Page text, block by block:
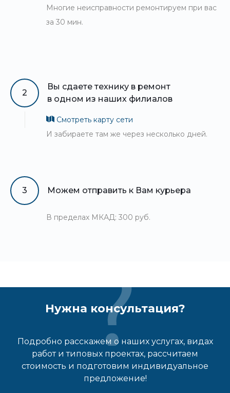
Многие неисправности ремонтируем при вас
за 30 мин.
2
Вы сдаете технику в ремонт
в одном из наших филиалов
Смотреть карту сети
И забираете там же через несколько дней.
3 Можем отправить к Вам курьера
В пределах МКАД: 300 руб.
Нужна консультация?
Подробно расскажем о наших услугах, видах
работ и типовых проектах, рассчитаем
стоимость и подготовим индивидуальное
предложение!